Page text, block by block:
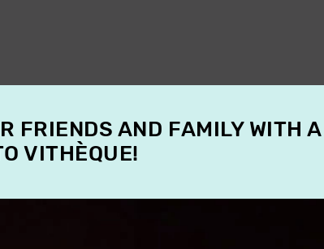
FRIENDS AND FAMILY WITH A
VITHÈQUE!